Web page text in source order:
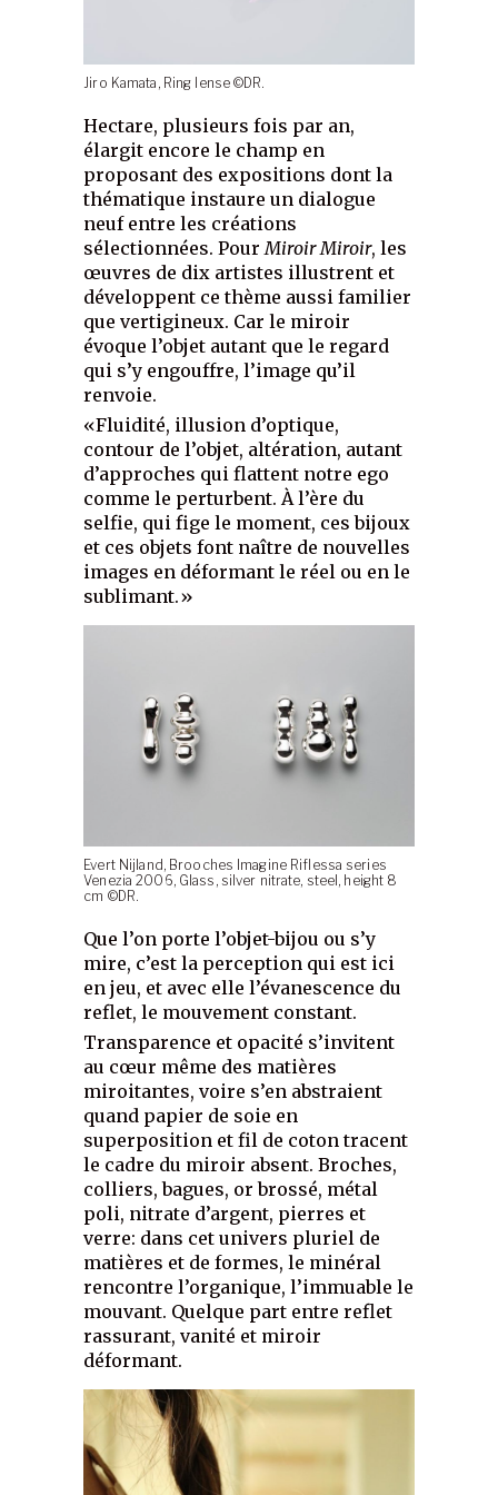
Jiro Kamata, Ring lense ©DR.
Hectare, plusieurs fois par an,
élargit encore le champ en
proposant des expositions dont la
thématique instaure un dialogue
neuf entre les créations
sélectionnées. PourMiroir Miroir, les
œuvres de dix artistes illustrent et
développent ce thème aussi familier
que vertigineux. Car le miroir
évoque l’objet autant que le regard
qui s’y engouffre, l’image qu’il
renvoie.
«Fluidité, illusion d’optique,
contour de l’objet, altération, autant
d’approches qui flattent notre ego
comme le perturbent. À l’ère du
selfie, qui fige le moment, ces bijoux
et ces objets font naître de nouvelles
images en déformant le réel ou en le
sublimant.»
Evert Nijland, Brooches Imagine Riflessa series
Venezia 2006, Glass, silver nitrate, steel, height 8
cm ©DR.
Que l’on porte l’objet-bijou ou s’y
mire, c’est la perception qui est ici
en jeu, et avec elle l’évanescence du
reflet, le mouvement constant.
Transparence et opacité s’invitent
au cœur même des matières
miroitantes, voire s’en abstraient
quand papier de soie en
superposition et fil de coton tracent
le cadre du miroir absent. Broches,
colliers, bagues, or brossé, métal
poli, nitrate d’argent, pierres et
verre: dans cet univers pluriel de
matières et de formes, le minéral
rencontre l’organique, l’immuable le
mouvant. Quelque part entre reflet
rassurant, vanité et miroir
déformant.